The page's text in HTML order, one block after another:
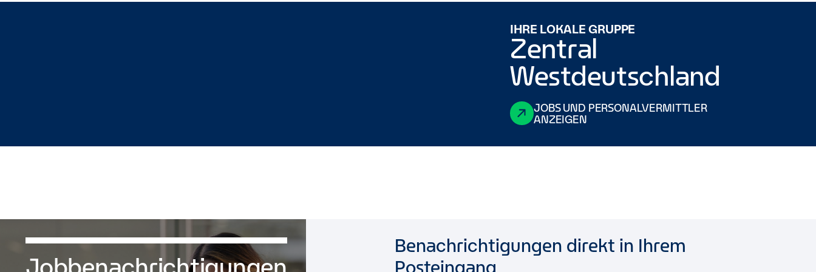
IHRE LOKALE GRUPPE
Zentral
Westdeutschland
JOBS UND PERSONALVERMITTLER
ANZEIGEN
Benachrichtigungen direkt in Ihrem
Posteingang